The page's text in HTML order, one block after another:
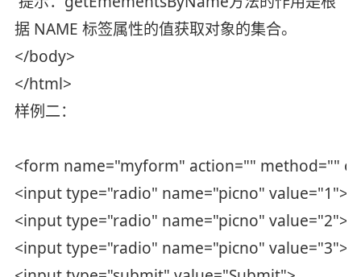
据 NAME 标签属性的值获取对象的集合。
</body>
</html>
样例二：
<form name="myform" action="" method=""
<input type="radio" name="picno" value="1">
<input type="radio" name="picno" value="2">
<input type="radio" name="picno" value="3">